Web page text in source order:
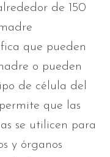
de 150
que pueden
o pueden
de célula del
que las
se utilicen para
y órganos